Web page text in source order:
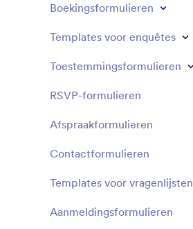
Boekingsformulieren
Templates voor enquêtes
Toestemmingsformulieren
RSVP-formulieren
Afspraakformulieren
Contactformulieren
Templates voor vragenlijsten
Aanmeldingsformulieren